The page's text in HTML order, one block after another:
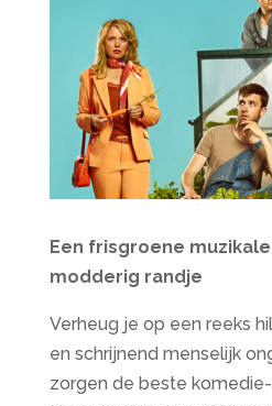
Een frisgroene
modderig randje
Verheug je op een reeks
en schrijnend menselijk
zorgen de beste